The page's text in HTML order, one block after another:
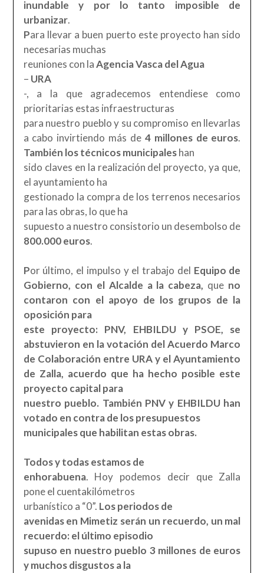
inundable y por lo tanto imposible de
urbanizar.
Para llevar a buen puerto este proyecto han sido
necesarias muchas
reuniones con laAgencia Vasca del Agua
– URA
-, a la que agradecemos entendiese como
prioritarias estas infraestructuras
para nuestro pueblo y su compromiso en llevarlas
a cabo invirtiendo más de 4 millones de euros.
También los técnicos municipaleshan
sido claves en la realización del proyecto, ya que,
el ayuntamiento ha
gestionado la compra de los terrenos necesarios
para las obras, lo que ha
supuesto a nuestro consistorio un desembolso de
800.000 euros.
Por último, el impulso y el trabajo del Equipo de
Gobierno, con el Alcalde a la cabeza, que no
contaron con el apoyo de los grupos de la
oposición para
este proyecto: PNV, EHBILDU y PSOE, se
abstuvieron en la votación del Acuerdo Marco
de Colaboración entre URA y el Ayuntamiento
de Zalla, acuerdo que ha hecho posible este
proyecto capital para
nuestro pueblo. También PNV y EHBILDU han
votado en contra de los presupuestos
municipales que habilitan estas obras.
Todos y todas estamos de
enhorabuena. Hoy podemos decir que Zalla
pone el cuentakilómetros
urbanístico a “0”. Los periodos de
avenidas en Mimetiz serán un recuerdo, un mal
recuerdo: el último episodio
supuso en nuestro pueblo 3 millones de euros
y muchos disgustos a la